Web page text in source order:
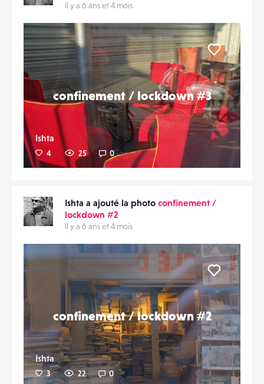
Il y a 6 ans et 4 mois
confinement / lockdown #3
Ishta
4 25 0
Liker
Ishta a ajouté la photo confinement /
lockdown #2
Il y a 6 ans et 4 mois
confinement / lockdown #2
Ishta
3 22 0
Liker